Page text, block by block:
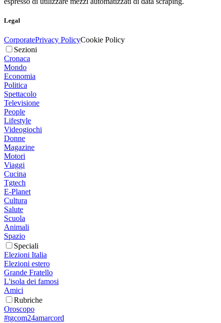
Legal
CorporatePrivacy PolicyCookie Policy
Sezioni
Cronaca
Mondo
Economia
Politica
Spettacolo
Televisione
People
Lifestyle
Videogiochi
Donne
Magazine
Motori
Viaggi
Cucina
Tgtech
E-Planet
Cultura
Salute
Scuola
Animali
Spazio
Speciali
Elezioni Italia
Elezioni estero
Grande Fratello
L'isola dei famosi
Amici
Rubriche
Oroscopo
#tgcom24amarcord